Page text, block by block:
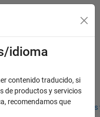
Oficinas locales
idioma
contenido traducido, si
de productos y servicios
recomendamos que